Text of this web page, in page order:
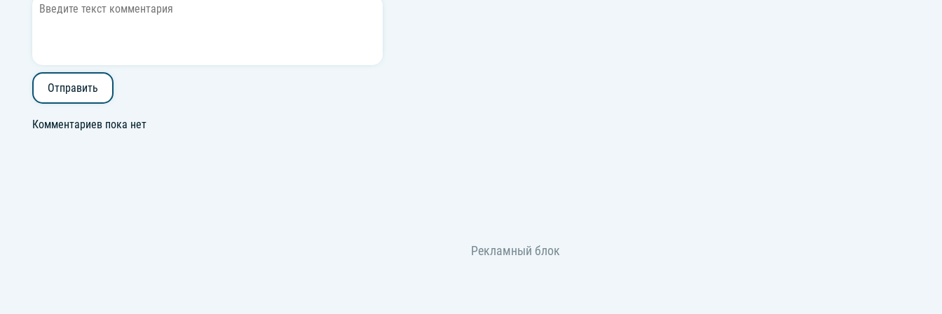
Отправить
Комментариев пока нет